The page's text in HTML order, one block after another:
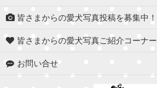
皆さまからの愛犬写真投稿を募集中！
皆さまからの愛犬写真ご紹介コーナー
お問い合せ